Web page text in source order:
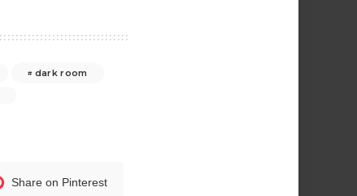
dark room
Share on Pinterest